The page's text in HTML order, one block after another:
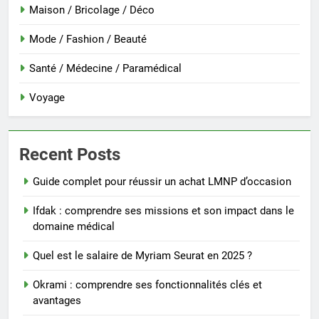
Maison / Bricolage / Déco
Mode / Fashion / Beauté
Santé / Médecine / Paramédical
Voyage
Recent Posts
Guide complet pour réussir un achat LMNP d’occasion
Ifdak : comprendre ses missions et son impact dans le
domaine médical
Quel est le salaire de Myriam Seurat en 2025 ?
Okrami : comprendre ses fonctionnalités clés et
avantages